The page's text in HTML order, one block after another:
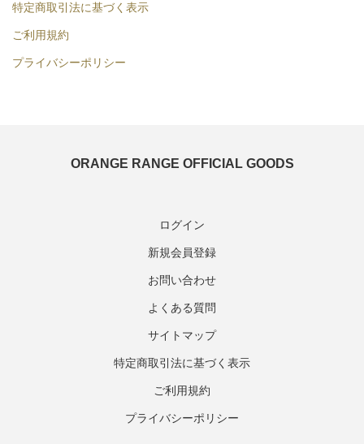
特定商取引法に基づく表示
ご利用規約
プライバシーポリシー
ORANGE RANGE OFFICIAL GOODS
ログイン
新規会員登録
お問い合わせ
よくある質問
サイトマップ
特定商取引法に基づく表示
ご利用規約
プライバシーポリシー